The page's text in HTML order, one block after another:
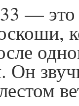
— это
Он